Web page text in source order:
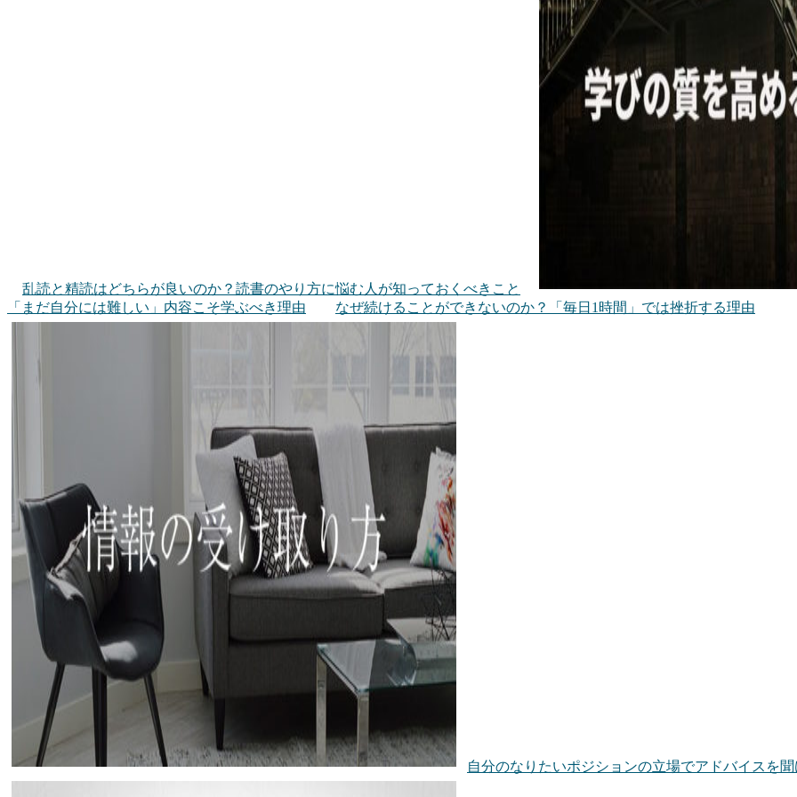
乱読と精読はどちらが良いのか？読書のやり方に悩む人が知っておくべきこと
「まだ自分には難しい」内容こそ学ぶべき理由
なぜ続けることができないのか？「毎日1時間」では挫折する理由
自分のなりたいポジションの立場でアドバイスを聞